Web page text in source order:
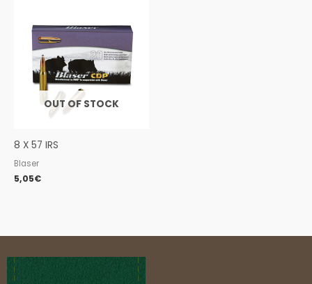
OUT OF STOCK
8 X 57 IRS
Blaser
5,05€